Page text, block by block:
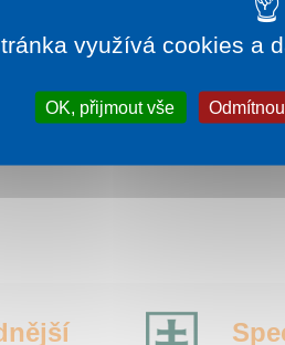
zóně
ubytování s
využívá cookies a
OK, přijmout vše